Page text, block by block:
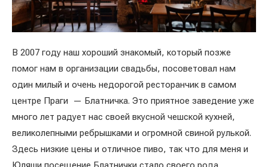
В 2007 году наш хороший знакомый, который позже
помог нам в организации свадьбы, посоветовал нам
один милый и очень недорогой ресторанчик в самом
центре Праги — Блатничка. Это приятное заведение уже
много лет радует нас своей вкусной чешской кухней,
великолепными ребрышками и огромной свиной рулькой.
Здесь низкие цены и отличное пиво, так что для меня и